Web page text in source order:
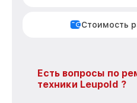
Стоимость
Есть вопросы по
техники Leupold ?